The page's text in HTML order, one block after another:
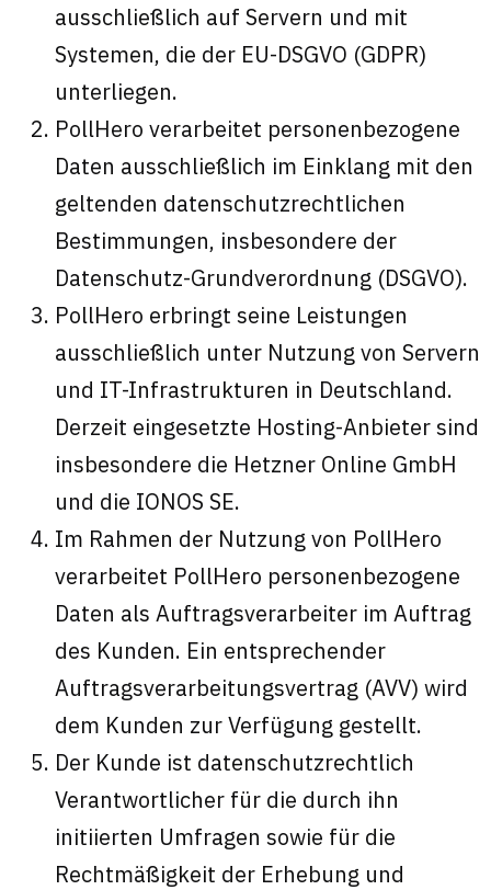
ausschließlich auf Servern und mit
Systemen, die der EU-DSGVO (GDPR)
unterliegen.
PollHero verarbeitet personenbezogene
Daten ausschließlich im Einklang mit den
geltenden datenschutzrechtlichen
Bestimmungen, insbesondere der
Datenschutz-Grundverordnung (DSGVO).
PollHero erbringt seine Leistungen
ausschließlich unter Nutzung von Servern
und IT-Infrastrukturen in Deutschland.
Derzeit eingesetzte Hosting-Anbieter sind
insbesondere die Hetzner Online GmbH
und die IONOS SE.
Im Rahmen der Nutzung von PollHero
verarbeitet PollHero personenbezogene
Daten als Auftragsverarbeiter im Auftrag
des Kunden. Ein entsprechender
Auftragsverarbeitungsvertrag (AVV) wird
dem Kunden zur Verfügung gestellt.
Der Kunde ist datenschutzrechtlich
Verantwortlicher für die durch ihn
initiierten Umfragen sowie für die
Rechtmäßigkeit der Erhebung und